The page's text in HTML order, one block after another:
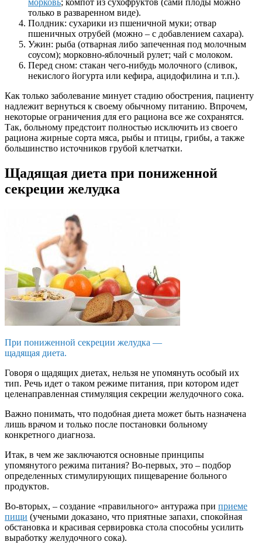
морковь; компот из сухофруктов (сами плоды можно
только в разваренном виде).
Полдник: сухарики из пшеничной муки; отвар
пшеничных отрубей (можно – с добавлением сахара).
Ужин: рыба (отварная либо запеченная под молочным
соусом); морковно-яблочный рулет; чай с молоком.
Перед сном: стакан чего-нибудь молочного (сливок,
некислого йогурта или кефира, ацидофилина и т.п.).
Как только заболевание минует стадию обострения, пациенту
надлежит вернуться к своему обычному питанию. Впрочем,
некоторые ограничения для его рациона все же сохранятся.
Так, больному предстоит полностью исключить из своего
рациона жирные сорта мяса, рыбы и птицы, грибы, а также
большинство источников грубой клетчатки.
Щадящая диета при пониженной
секреции желудка
При пониженной секреции желудка —
щадящая диета.
Говоря о щадящих диетах, нельзя не упомянуть особый их
тип. Речь идет о таком режиме питания, при котором идет
целенаправленная стимуляция секреции желудочного сока.
Важно понимать, что подобная диета может быть назначена
лишь врачом и только после постановки больному
конкретного диагноза.
Итак, в чем же заключаются основные принципы
упомянутого режима питания? Во-первых, это – подбор
определенных стимулирующих пищеварение больного
продуктов.
Во-вторых, – создание «правильного» антуража при приеме
пищи (учеными доказано, что приятные запахи, спокойная
обстановка и красивая сервировка стола способны усилить
выработку желудочного сока).